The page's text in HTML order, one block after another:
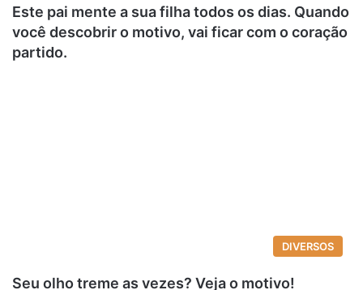
Este pai mente a sua filha todos os dias. Quando
você descobrir o motivo, vai ficar com o coração
partido.
DIVERSOS
Seu olho treme as vezes? Veja o motivo!